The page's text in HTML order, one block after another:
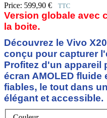
Price: 599,90 € TTC
Version globale avec
la boite.
Découvrez le Vivo
conçu pour capturer
Profitez d'un appareil
écran AMOLED fluide
fiables, le tout dans
élégant et accessible.